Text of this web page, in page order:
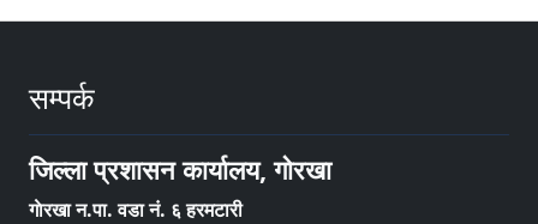
सम्पर्क
जिल्ला प्रशासन कार्यालय, गाेरखा
गाेरखा न.पा. वडा नं. ६ हरमटारी